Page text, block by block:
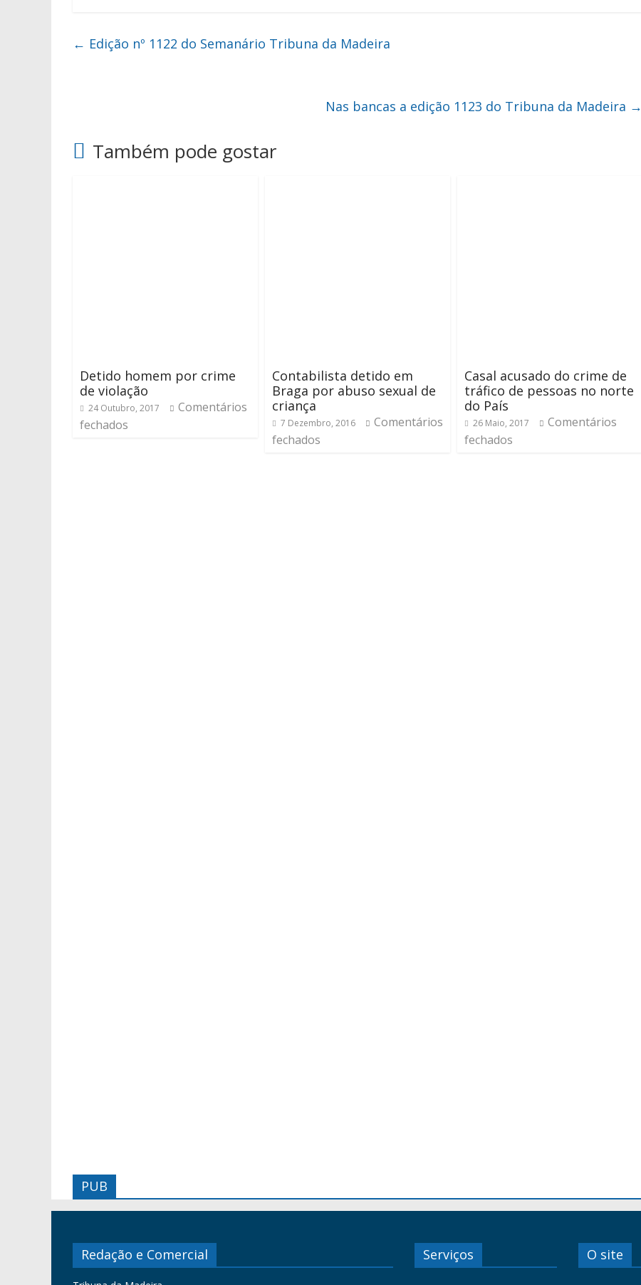
← Edição nº 1122 do Semanário Tribuna da Madeira
Nas bancas a edição 1123 do Tribuna da Madeira →
Também pode gostar
Detido homem por crime
de violação
24 Outubro, 2017
Comentários
fechados
Contabilista detido em
Braga por abuso sexual de
criança
7 Dezembro, 2016
Comentários
fechados
Casal acusado do crime de
tráfico de pessoas no norte
do País
26 Maio, 2017
Comentários
fechados
PUB
Redação e Comercial Serviços O site